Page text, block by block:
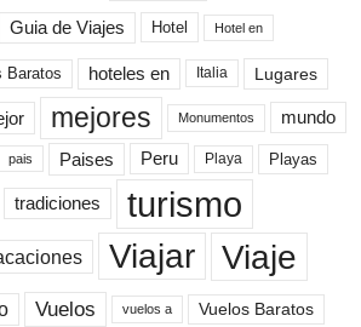
Guia de Viajes Hotel Hotel en
Baratos hoteles en Italia Lugares
mejores Monumentos mundo
pais Paises Peru Playa Playas
tradiciones turismo
Viajar Viaje
Vuelos vuelos a Vuelos Baratos